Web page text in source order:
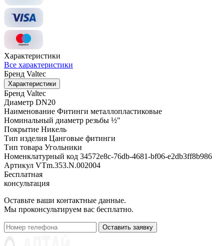
Характеристики
Все характеристики
Бренд Valtec
Характеристики
Бренд Valtec
Диаметр DN20
Наименование Фитинги металлопластиковые
Номинальный диаметр резьбы ½"
Покрытие Никель
Тип изделия Цанговые фитинги
Тип товара Угольники
Номенклатурный код 34572e8c-76db-4681-bf06-e2db3ff8b986
Артикул VTm.353.N.002004
Бесплатная
консультация
Оставьте ваши контактные данные.
Мы проконсультируем вас бесплатно.
Оставить заявку